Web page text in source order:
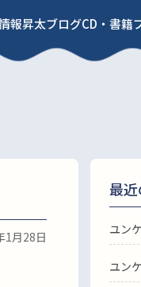
報昇太ブログCD・書籍
1月28日
最
ユン
ユン